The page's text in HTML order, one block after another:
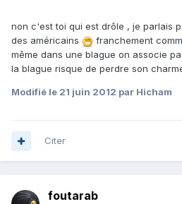
non c'est toi qui est drôle , je parlais
des américains
franchement
même dans une blague on associe
la blague risque de perdre son
Modifié le 21 juin 2012 par Hicham
Citer
foutarab